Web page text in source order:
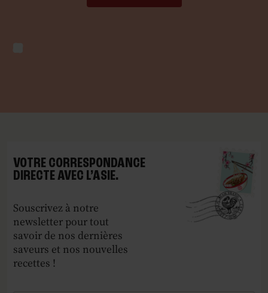
VOTRE CORRESPONDANCE
DIRECTE AVEC L’ASIE.
Souscrivez à notre
newsletter pour tout
savoir de nos dernières
saveurs et nos nouvelles
recettes !